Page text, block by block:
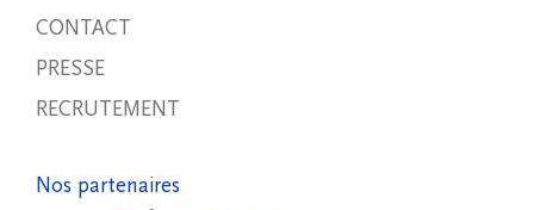
CONTACT
PRESSE
RECRUTEMENT
Nos partenaires